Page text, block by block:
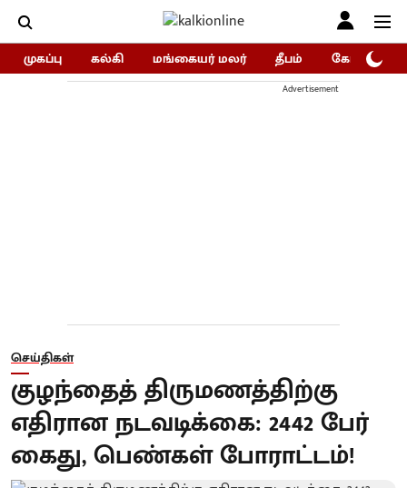
முகப்பு கல்கி மங்கையர் மலர் தீபம் கோகுலம்/
Advertisement
செய்திகள்
குழந்தைத் திருமணத்திற்கு
எதிரான நடவடிக்கை: 2442 பேர்
கைது, பெண்கள் போராட்டம்!